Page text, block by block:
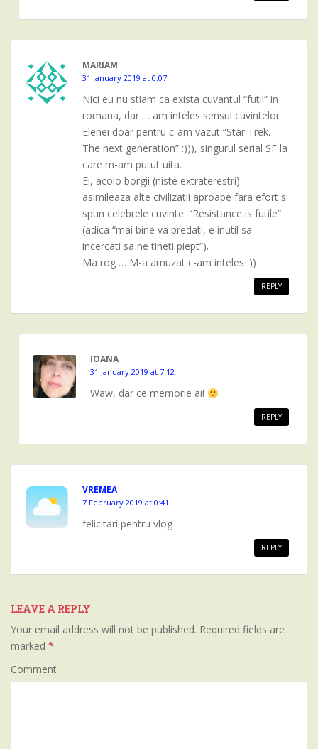
MARIAM
31 January 2019 at 0:07
Nici eu nu stiam ca exista cuvantul “futil” in
romana, dar … am inteles sensul cuvintelor
Elenei doar pentru c-am vazut “Star Trek.
The next generation” :))), singurul serial SF la
care m-am putut uita.
Ei, acolo borgii (niste extraterestri)
asimileaza alte civilizatii aproape fara efort si
spun celebrele cuvinte: “Resistance is futile”
(adica “mai bine va predati, e inutil sa
incercati sa ne tineti piept”).
Ma rog … M-a amuzat c-am inteles :))
REPLY
IOANA
31 January 2019 at 7:12
Waw, dar ce memorie ai!
REPLY
VREMEA
7 February 2019 at 0:41
felicitari pentru vlog
REPLY
LEAVE A REPLY
Your email address will not be published. Required fields are
marked *
Comment